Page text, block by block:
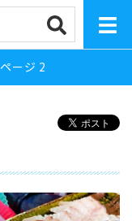
ページ 2